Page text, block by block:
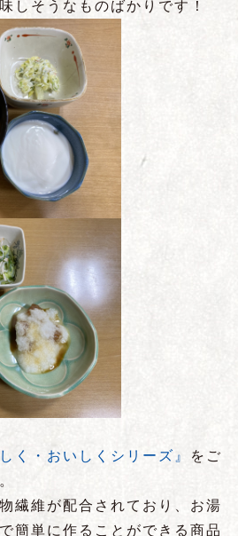
しそうなものばかりです！
しく・おいしくシリーズ』
をご
繊維が配合されており、お湯
簡単に作ることができる商品